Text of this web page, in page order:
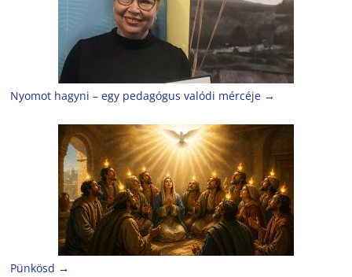
Nyomot hagyni – egy pedagógus valódi mércéje →
Pünkösd →